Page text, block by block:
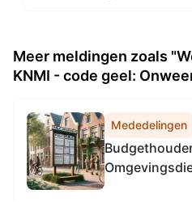
Meer meldingen zoals
KNMI - code geel:
Mededelingen